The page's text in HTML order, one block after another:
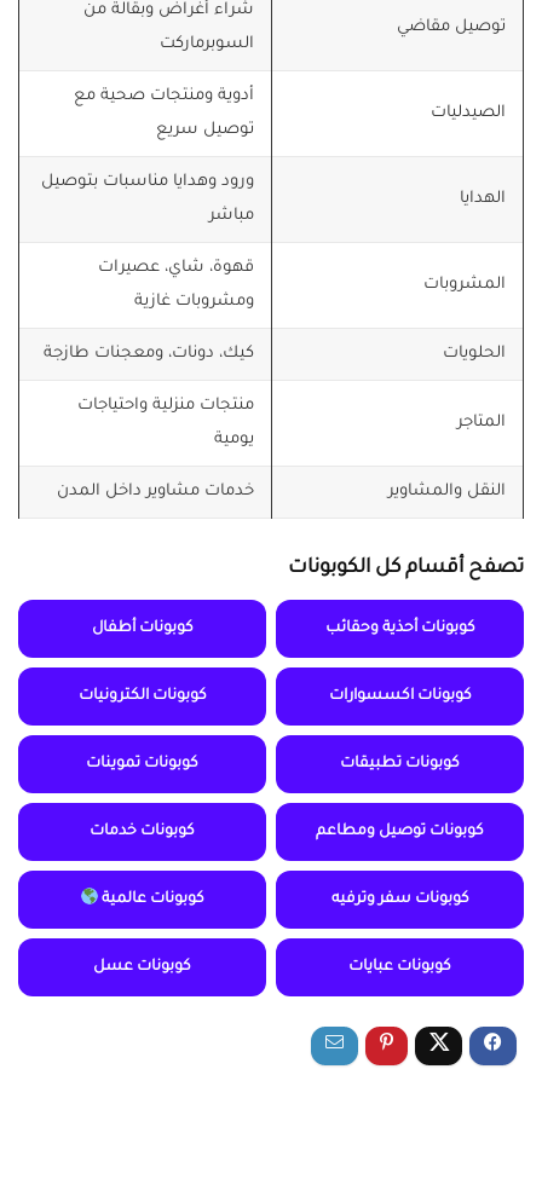
توصيل مقاضي
شراء أغراض وبقالة من
السوبرماركت
الصيدليات
أدوية ومنتجات صحية مع
توصيل سريع
الهدايا
ورود وهدايا مناسبات بتوصيل
مباشر
المشروبات
قهوة، شاي، عصيرات
ومشروبات غازية
الحلويات كيك، دونات، ومعجنات طازجة
المتاجر
منتجات منزلية واحتياجات
يومية
النقل والمشاوير خدمات مشاوير داخل المدن
تصفح أقسام كل الكوبونات
كوبونات أحذية وحقائب كوبونات أطفال
كوبونات اكسسوارات كوبونات الكترونيات
كوبونات تطبيقات كوبونات تموينات
كوبونات توصيل ومطاعم كوبونات خدمات
كوبونات سفر وترفيه كوبونات عالمية
كوبونات عبايات كوبونات عسل